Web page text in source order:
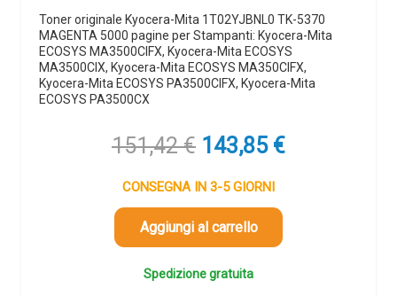
Toner originale Kyocera-Mita 1T02YJBNL0 TK-5370
MAGENTA 5000 pagine per Stampanti: Kyocera-Mita
ECOSYS MA3500CIFX, Kyocera-Mita ECOSYS
MA3500CIX, Kyocera-Mita ECOSYS MA350CIFX,
Kyocera-Mita ECOSYS PA3500CIFX, Kyocera-Mita
ECOSYS PA3500CX
151,42€ Il
prezzo
originale
era:
151,42 €.
143,85 €Il
CONSEGNA IN 3-5 GIORNI
Aggiungi al carrello
Spedizione gratuita